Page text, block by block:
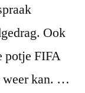
Ook
potje FIFA
weer kan. …